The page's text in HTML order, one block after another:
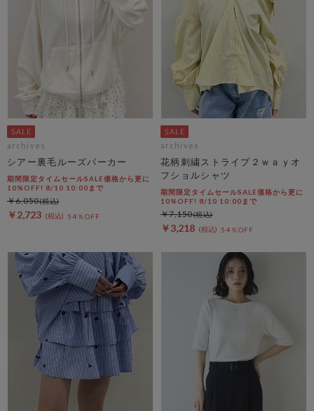
archives
シアー裏毛ルーズパーカー
期間限定タイムセールSALE価格から更に
10%OFF! 8/10 10:00まで
￥2,723 54％OFF
￥6,050
archives
花柄刺繍ストライプ２ｗａｙオ
フショルシャツ
期間限定タイムセールSALE価格から更に
10%OFF! 8/10 10:00まで
￥3,218 54％OFF
￥7,150